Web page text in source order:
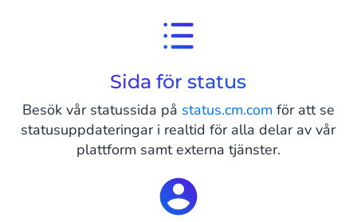
Sida för status
Besök vår statussida på status.cm.com för att se
statusuppdateringar i realtid för alla delar av vår
plattform samt externa tjänster.